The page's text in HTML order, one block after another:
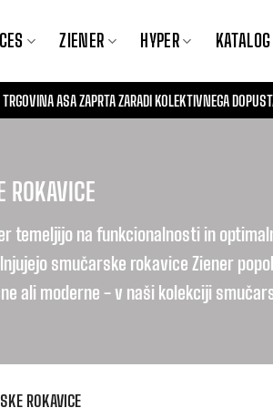
ZIENER HYPER KATALOG
ASA ZAPRTA ZARADI KOLEKTIVNEGA
temeljijo na funkcionalnosti in
smučarske rokavice Ziener
ali moderne - v naši kolekciji
ROKAVICE